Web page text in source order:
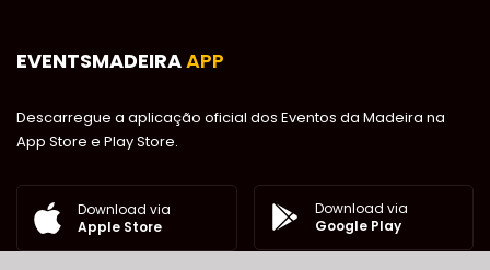
EVENTSMADEIRAAPP
Descarregue a aplicação oficial dos Eventos da Madeira na
App Store e Play Store.
Download via
Apple Store
Download via
Google Play